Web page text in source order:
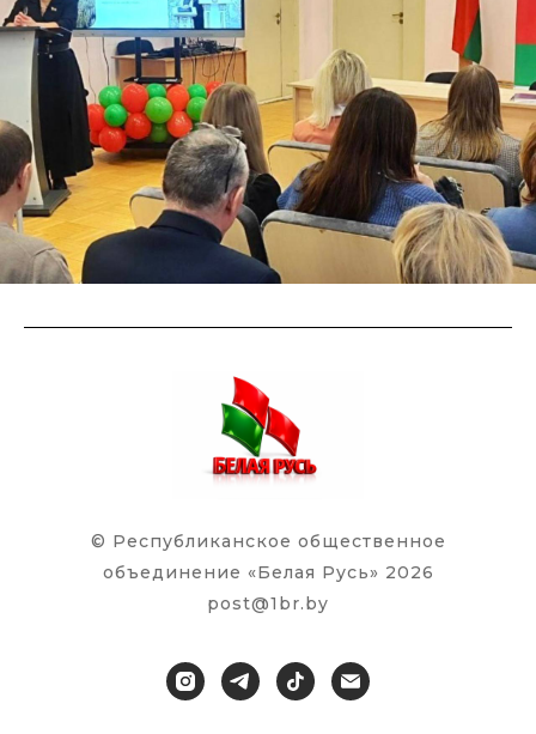
© Республиканское общественное
объединение «Белая Русь» 2026
post@1br.by